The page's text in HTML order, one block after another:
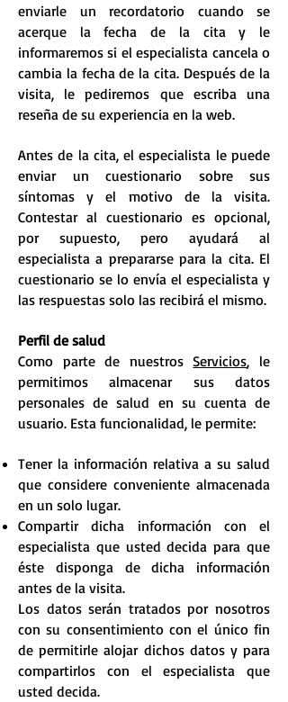
enviarle un recordatorio cuando se
acerque la fecha de la cita y le
informaremos si el especialista cancela o
cambia la fecha de la cita. Después de la
visita, le pediremos que escriba una
reseña de su experiencia en la web.
Antes de la cita, el especialista le puede
enviar un cuestionario sobre sus
síntomas y el motivo de la visita.
Contestar al cuestionario es opcional,
por supuesto, pero ayudará al
especialista a prepararse para la cita. El
cuestionario se lo envía el especialista y
las respuestas solo las recibirá el mismo.
Perfil de salud
Como parte de nuestros Servicios, le
permitimos almacenar sus datos
personales de salud en su cuenta de
usuario. Esta funcionalidad, le permite:
Tener la información relativa a su salud
que considere conveniente almacenada
en un solo lugar.
Compartir dicha información con el
especialista que usted decida para que
éste disponga de dicha información
antes de la visita.
Los datos serán tratados por nosotros
con su consentimiento con el único fin
de permitirle alojar dichos datos y para
compartirlos con el especialista que
usted decida.